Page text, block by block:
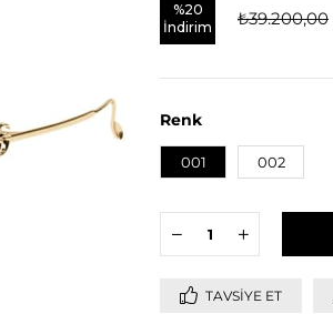
%20
İndirim
₺39.200,00
Renk
001 002
TAVSIYE ET